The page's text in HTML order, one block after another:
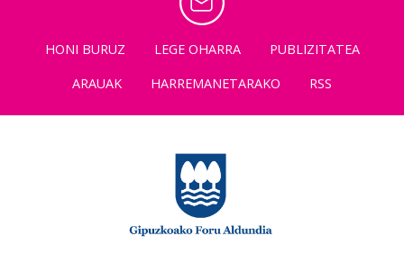
HONI BURUZ LEGE OHARRA
PUBLIZITATEA
ARAUAK
HARREMANETARAKO RSS